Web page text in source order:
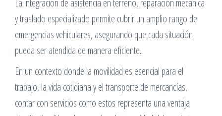
La integración de asistencia en terreno, reparación mecánica
y traslado especializado permite cubrir un amplio rango de
emergencias vehiculares, asegurando que cada situación
pueda ser atendida de manera eficiente.
En un contexto donde la movilidad es esencial para el
trabajo, la vida cotidiana y el transporte de mercancías,
contar con servicios como estos representa una ventaja